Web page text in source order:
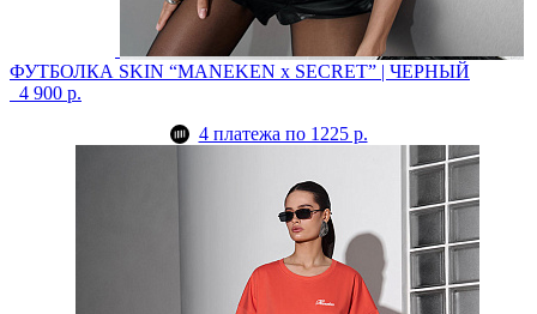
ФУТБОЛКА SKIN “MANEKEN x SECRET” | ЧЕРНЫЙ
4 900 р.
4 платежа по 1225 р.